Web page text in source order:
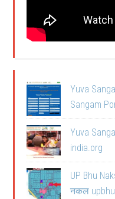
Yuva
Sangam
Yuva
india.org
UP Bhu
नकल